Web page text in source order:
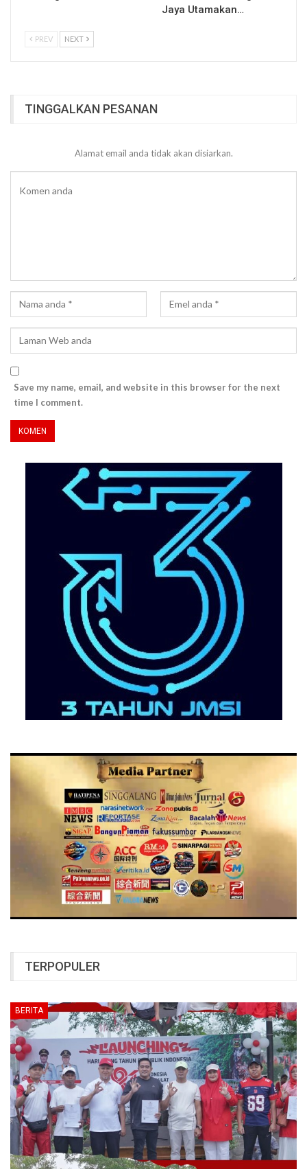
Jaya Utamakan…
PREV NEXT
TINGGALKAN PESANAN
Alamat email anda tidak akan disiarkan.
Save my name, email, and website in this browser for the next
time I comment.
TERPOPULER
BERITA